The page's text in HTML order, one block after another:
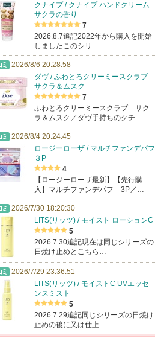
クナイプ / クナイプ ハンドクリーム
サクラの香り
7
2026.8.7追記2022年から購入を開始
しましたこのシリ…
2026/8/6 20:28:58
ダヴ / ふわとろクリーミースクラブ
サクラ＆ムスク
7
ふわとろクリーミースクラブ サク
ラ＆ムスク／ダヴ手持ちのクチ…
2026/8/4 20:24:45
ロージーローザ / マルチファンデパフ
３P
4
【ロージーローザ最新】【先行購
入】マルチファンデパフ 3P／…
2026/7/30 18:20:30
LITS(リッツ) / モイスト ローションC
5
2026.7.30追記現在は同じシリーズの
日焼け止めとこちら…
2026/7/29 23:36:51
LITS(リッツ) / モイストC UVエッセ
ンスミスト
5
2026.7.29追記同じシリーズの日焼け
止めの後に又は仕上…